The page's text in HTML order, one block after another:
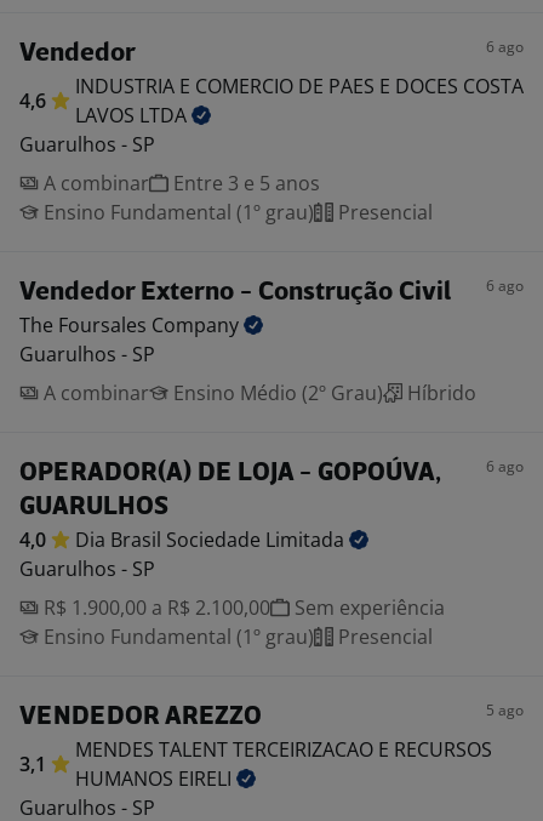
Vendedor 6 ago
4,6
INDUSTRIA E COMERCIO DE PAES E DOCES COSTA
LAVOS LTDA
Guarulhos - SP
A combinar
Entre 3 e 5 anos
Ensino Fundamental (1º grau)
Presencial
Vendedor Externo - Construção Civil 6 ago
The Foursales Company
Guarulhos - SP
A combinar
Ensino Médio (2º Grau) Híbrido
OPERADOR(A) DE LOJA - GOPOÚVA,
GUARULHOS
6 ago
4,0 Dia Brasil Sociedade Limitada
Guarulhos - SP
R$ 1.900,00 a R$ 2.100,00
Sem experiência
Ensino Fundamental (1º grau)
Presencial
VENDEDOR AREZZO 5 ago
3,1
MENDES TALENT TERCEIRIZACAO E RECURSOS
HUMANOS EIRELI
Guarulhos - SP